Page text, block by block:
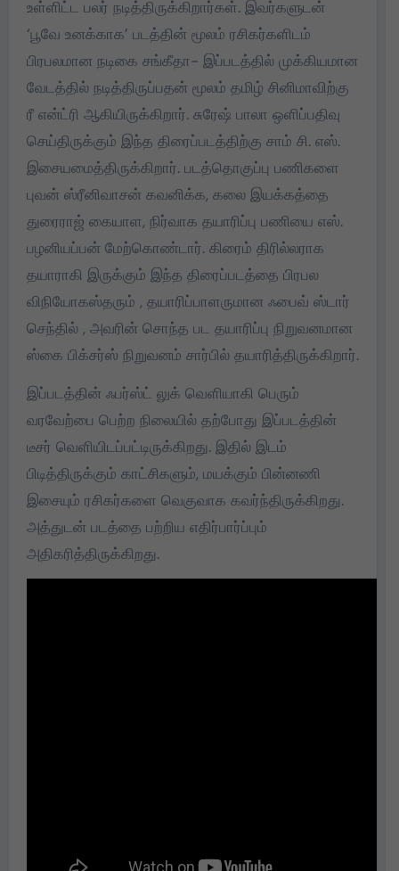
உள்ளிட்ட பலர் நடித்திருக்கிறார்கள். இவர்களுடன்
‘பூவே உனக்காக’ படத்தின் மூலம் ரசிகர்களிடம்
பிரபலமான நடிகை சங்கீதா- இப்படத்தில் முக்கியமான
வேடத்தில் நடித்திருப்பதன் மூலம் தமிழ் சினிமாவிற்கு
ரீ என்ட்ரி ஆகியிருக்கிறார். சுரேஷ் பாலா ஒளிப்பதிவு
செய்திருக்கும் இந்த திரைப்படத்திற்கு சாம் சி. எஸ்.
இசையமைத்திருக்கிறார். படத்தொகுப்பு பணிகளை
புவன் ஸ்ரீனிவாசன் கவனிக்க, கலை இயக்கத்தை
துரைராஜ் கையாள, நிர்வாக தயாரிப்பு பணியை எஸ்.
பழனியப்பன் மேற்கொண்டார். கிரைம் திரில்லராக
தயாராகி இருக்கும் இந்த திரைப்படத்தை பிரபல
விநியோகஸ்தரும் , தயாரிப்பாளருமான ஃபைவ் ஸ்டார்
செந்தில் , அவரின் சொந்த பட தயாரிப்பு நிறுவனமான
ஸ்கை பிக்சர்ஸ் நிறுவனம் சார்பில் தயாரித்திருக்கிறார்.
இப்படத்தின் ஃபர்ஸ்ட் லுக் வெளியாகி பெரும்
வரவேற்பை பெற்ற நிலையில் தற்போது இப்படத்தின்
டீசர் வெளியிடப்பட்டிருக்கிறது. இதில் இடம்
பிடித்திருக்கும் காட்சிகளும், மயக்கும் பின்னணி
இசையும் ரசிகர்களை வெகுவாக கவர்ந்திருக்கிறது.
அத்துடன் படத்தை பற்றிய எதிர்பார்ப்பும்
அதிகரித்திருக்கிறது.